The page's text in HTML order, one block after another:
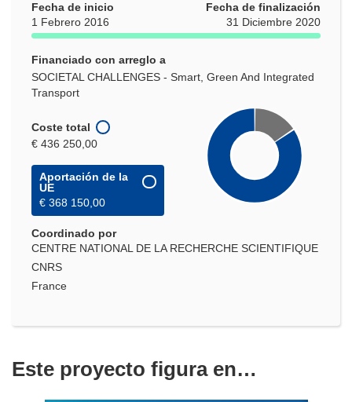
Fecha de inicio
1 Febrero 2016
Fecha de finalización
31 Diciembre 2020
Financiado con arreglo a
SOCIETAL CHALLENGES - Smart, Green And Integrated
Transport
Coste total
€ 436 250,00
Aportación de la
UE
€ 368 150,00
Coordinado por
CENTRE NATIONAL DE LA RECHERCHE SCIENTIFIQUE
CNRS
France
Este proyecto figura en…